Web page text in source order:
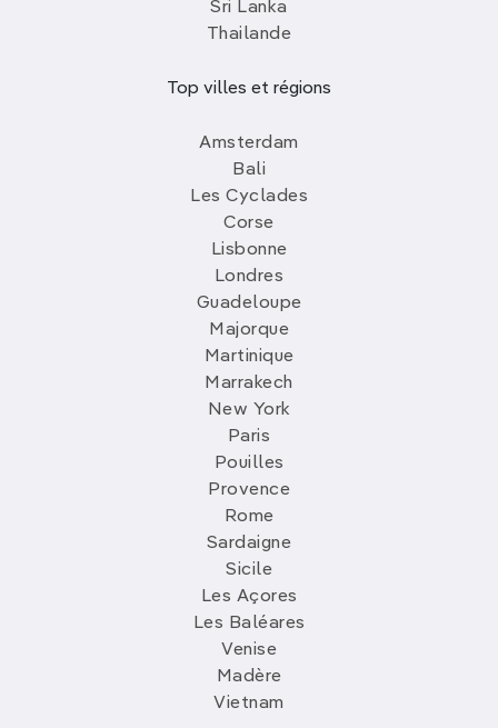
Sri Lanka
Thailande
Top villes et régions
Amsterdam
Bali
Les Cyclades
Corse
Lisbonne
Londres
Guadeloupe
Majorque
Martinique
Marrakech
New York
Paris
Pouilles
Provence
Rome
Sardaigne
Sicile
Les Açores
Les Baléares
Venise
Madère
Vietnam